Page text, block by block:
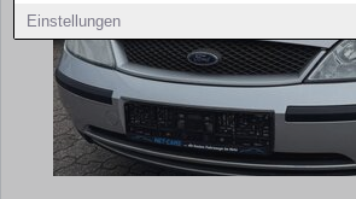
Einstellungen